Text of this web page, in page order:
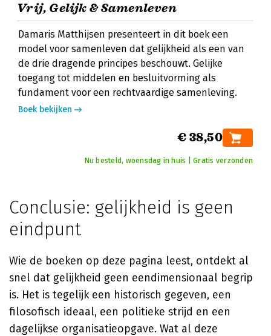
Vrij, Gelijk & Samenleven
Damaris Matthijsen presenteert in dit boek een
model voor samenleven dat gelijkheid als een van
de drie dragende principes beschouwt. Gelijke
toegang tot middelen en besluitvorming als
fundament voor een rechtvaardige samenleving.
Boek bekijken
€ 38,50
Nu besteld, woensdag in huis | Gratis verzonden
Conclusie: gelijkheid is geen
eindpunt
Wie de boeken op deze pagina leest, ontdekt al
snel dat gelijkheid geen eendimensionaal begrip
is. Het is tegelijk een historisch gegeven, een
filosofisch ideaal, een politieke strijd en een
dagelijkse organisatieopgave. Wat al deze